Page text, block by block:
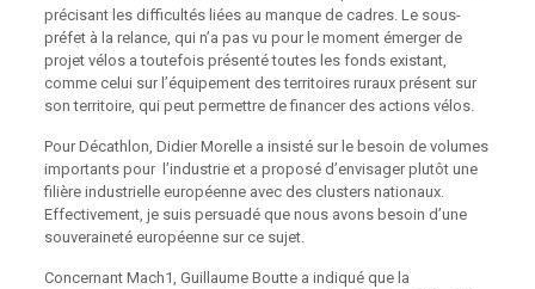
précisant les difficultés liées au manque de cadres. Le sous-
préfet à la relance, qui n’a pas vu pour le moment émerger de
projet vélos a toutefois présenté toutes les fonds existant,
comme celui sur l’équipement des territoires ruraux présent sur
son territoire, qui peut permettre de financer des actions vélos.
Pour Décathlon, Didier Morelle a insisté sur le besoin de volumes
importants pour l’industrie et a proposé d’envisager plutôt une
filière industrielle européenne avec des clusters nationaux.
Effectivement, je suis persuadé que nous avons besoin d’une
souveraineté européenne sur ce sujet.
Concernant Mach1, Guillaume Boutte a indiqué que la